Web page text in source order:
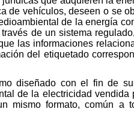
de vehículos, deseen o se
de la energía
de un sistema
las informaciones
del etiquetado
diseñado con el fin de
de la electricidad vendida
mismo formato, común a